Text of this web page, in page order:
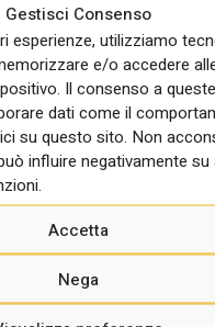
Gestisci Consenso
esperienze, utilizziamo
e/o accedere
Il consenso a
dati come il
su questo sito. Non
influire negativamente su
Accetta
Nega
in altri casi i progetti
proposte, avvio di
indicando solo a livello
troppe specifiche.
e altri
del piano riguarda gli
a terra i progetti: “In
fondi per investimenti in